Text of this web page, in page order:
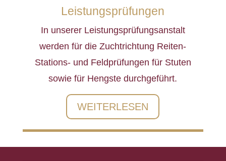
Leistungsprüfungen
In unserer Leistungsprüfungsanstalt
werden für die Zuchtrichtung Reiten-
Stations- und Feldprüfungen für Stuten
sowie für Hengste durchgeführt.
WEITERLESEN